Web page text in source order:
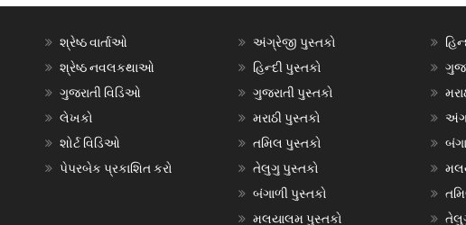
શ્રેષ્ઠ વાર્તાઓ
શ્રેષ્ઠ નવલકથાઓ
ગુજરાતી વિડિઓ
લેખકો
શોર્ટ વિડિઓ
પેપરબેક પ્રકાશિત કરો
અંગ્રેજી પુસ્તકો
હિન્દી પુસ્તકો
ગુજરાતી પુસ્તકો
મરાઠી પુસ્તકો
તમિલ પુસ્તકો
તેલુગુ પુસ્તકો
બંગાળી પુસ્તકો
મલયાલમ પુસ્તકો